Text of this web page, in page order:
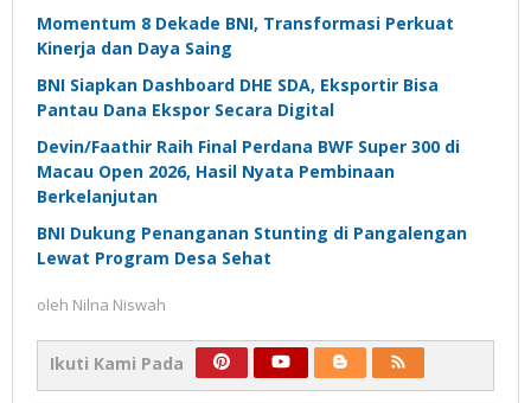
Momentum 8 Dekade BNI, Transformasi Perkuat
Kinerja dan Daya Saing
BNI Siapkan Dashboard DHE SDA, Eksportir Bisa
Pantau Dana Ekspor Secara Digital
Devin/Faathir Raih Final Perdana BWF Super 300 di
Macau Open 2026, Hasil Nyata Pembinaan
Berkelanjutan
BNI Dukung Penanganan Stunting di Pangalengan
Lewat Program Desa Sehat
oleh Nilna Niswah
Ikuti Kami Pada